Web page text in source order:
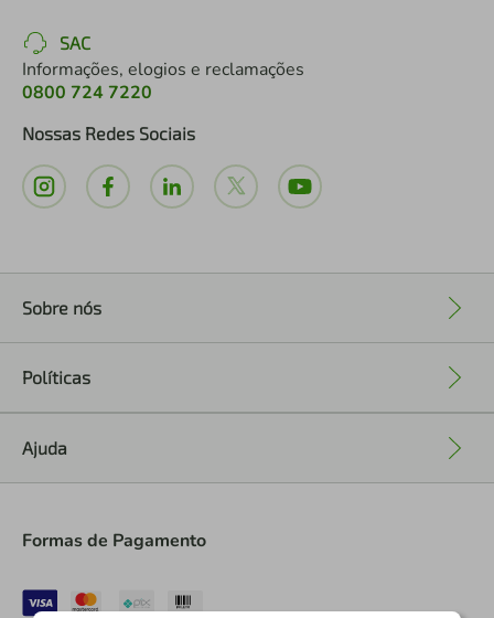
SAC
Informações, elogios e reclamações
0800 724 7220
Nossas Redes Sociais
Sobre nós
Políticas
Ajuda
Formas de Pagamento